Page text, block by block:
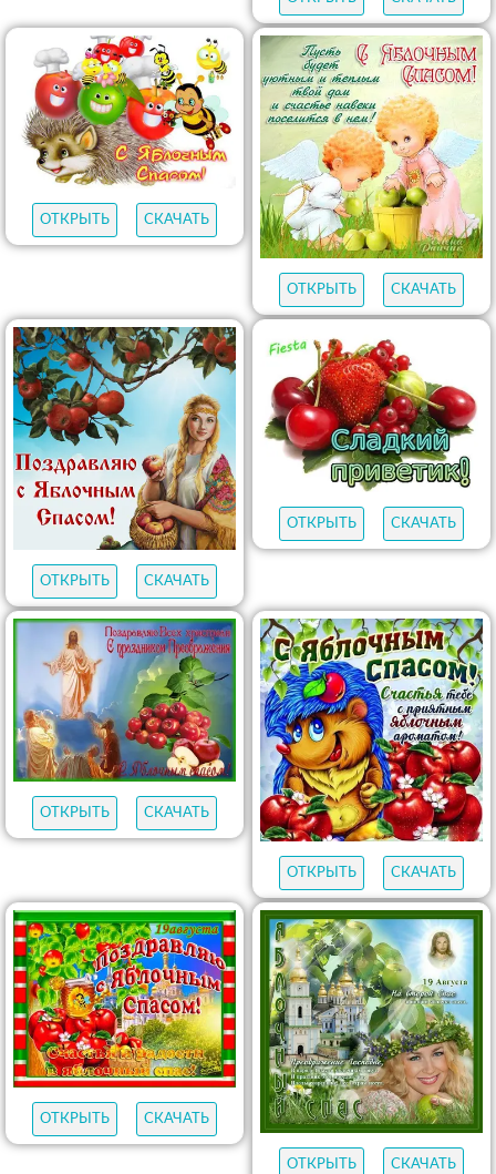
ОТКРЫТЬ СКАЧАТЬ
ОТКРЫТЬ СКАЧАТЬ
ОТКРЫТЬ СКАЧАТЬ
ОТКРЫТЬ СКАЧАТЬ
ОТКРЫТЬ СКАЧАТЬ
ОТКРЫТЬ СКАЧАТЬ
ОТКРЫТЬ СКАЧАТЬ
ОТКРЫТЬ СКАЧАТЬ